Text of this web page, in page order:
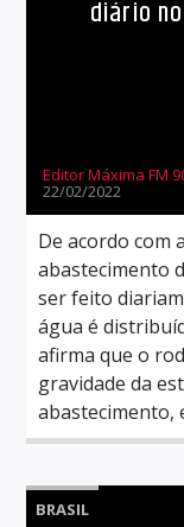
diário
Editor Máxima FM
22/02/2022
De acordo com
abastecimento
ser feito
água é
afirma que o
gravidade da
abastecimento,
BRASIL